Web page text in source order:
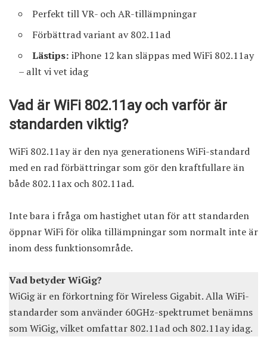
Perfekt till VR- och AR-tillämpningar
Förbättrad variant av 802.11ad
Lästips: iPhone 12 kan släppas med WiFi 802.11ay
– allt vi vet idag
Vad är WiFi 802.11ay och varför är
standarden viktig?
WiFi 802.11ay är den nya generationens WiFi-standard
med en rad förbättringar som gör den kraftfullare än
både 802.11ax och 802.11ad.
Inte bara i fråga om hastighet utan för att standarden
öppnar WiFi för olika tillämpningar som normalt inte är
inom dess funktionsområde.
Vad betyder WiGig?
WiGig är en förkortning för Wireless Gigabit. Alla WiFi-
standarder som använder 60GHz-spektrumet benämns
som WiGig, vilket omfattar 802.11ad och 802.11ay idag.